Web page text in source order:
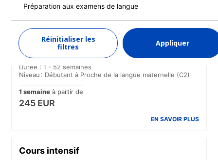
Préparation aux examens de langue
Réinitialiser les
filtres
Appliquer
185 EUR
EN SAVOIR PLUS
Cours standard
Durée : 1 - 52 semaines
Niveau : Débutant à Proche de la langue maternelle (C2)
1 semaine à partir de
245 EUR
EN SAVOIR PLUS
Cours intensif